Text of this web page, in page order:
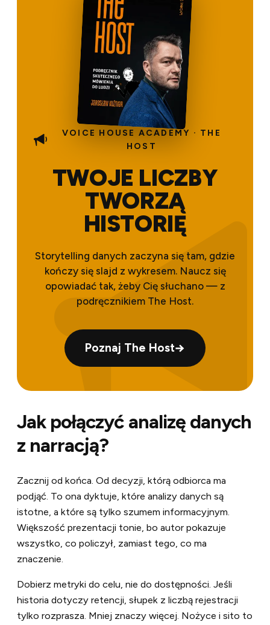
VOICE HOUSE ACADEMY · THE
HOST
TWOJE LICZBY
TWORZĄ
HISTORIĘ
Storytelling danych zaczyna się tam, gdzie
kończy się slajd z wykresem. Naucz się
opowiadać tak, żeby Cię słuchano — z
podręcznikiem The Host.
Poznaj The Host→
Jak połączyć analizę danych
z narracją?
Zacznij od końca. Od decyzji, którą odbiorca ma
podjąć. To ona dyktuje, które analizy danych są
istotne, a które są tylko szumem informacyjnym.
Większość prezentacji tonie, bo autor pokazuje
wszystko, co policzył, zamiast tego, co ma
znaczenie.
Dobierz metryki do celu, nie do dostępności. Jeśli
historia dotyczy retencji, słupek z liczbą rejestracji
tylko rozprasza. Mniej znaczy więcej. Nożyce i sito to